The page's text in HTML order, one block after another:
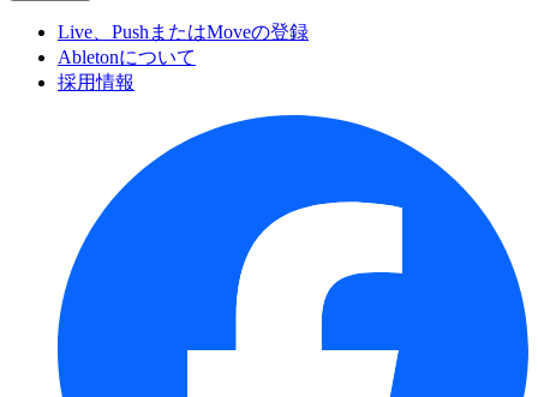
Live、PushまたはMoveの登録
Abletonについて
採用情報